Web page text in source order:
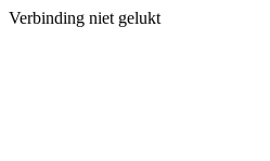
Verbinding niet gelukt